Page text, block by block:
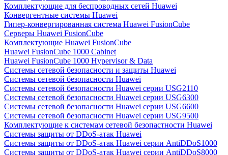
Комплектующие для беспроводных сетей Huawei
Конвергентные системы Huawei
Гипер-конвергированная система Huawei FusionCube
Серверы Huawei FusionCube
Комплектующие Huawei FusionCube
Huawei FusionCube 1000 Cabinet
Huawei FusionCube 1000 Hypervisor & Data
Системы сетевой безопасности и защиты Huawei
Системы сетевой безопасности Huawei
Системы сетевой безопасности Huawei серии USG2110
Системы сетевой безопасности Huawei серии USG6300
Системы сетевой безопасности Huawei серии USG6600
Системы сетевой безопасности Huawei серии USG9500
Комплектующие к системам сетевой безопастности Huawei
Системы защиты от DDoS-атак Huawei
Системы защиты от DDoS-атак Huawei серии AntiDDoS1000
Системы защиты от DDoS-атак Huawei серии AntiDDoS8000